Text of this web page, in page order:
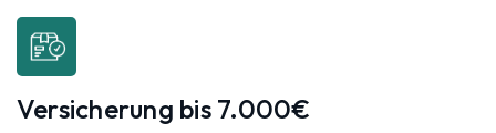
Versicherung bis 7.000€